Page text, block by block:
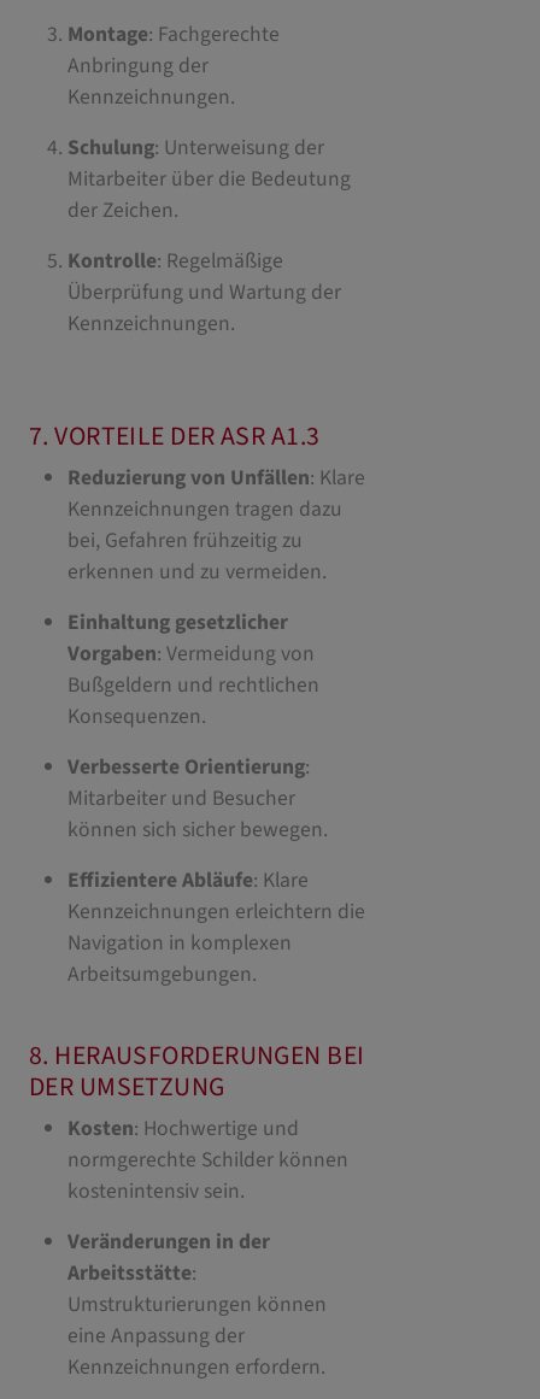
Montage: Fachgerechte
Anbringung der
Kennzeichnungen.
Schulung: Unterweisung der
Mitarbeiter über die Bedeutung
der Zeichen.
Kontrolle: Regelmäßige
Überprüfung und Wartung der
Kennzeichnungen.
7. VORTEILE DER ASR A1.3
Reduzierung von Unfällen: Klare
Kennzeichnungen tragen dazu
bei, Gefahren frühzeitig zu
erkennen und zu vermeiden.
Einhaltung gesetzlicher
Vorgaben: Vermeidung von
Bußgeldern und rechtlichen
Konsequenzen.
Verbesserte Orientierung:
Mitarbeiter und Besucher
können sich sicher bewegen.
Effizientere Abläufe: Klare
Kennzeichnungen erleichtern die
Navigation in komplexen
Arbeitsumgebungen.
8. HERAUSFORDERUNGEN BEI
DER UMSETZUNG
Kosten: Hochwertige und
normgerechte Schilder können
kostenintensiv sein.
Veränderungen in der
Arbeitsstätte:
Umstrukturierungen können
eine Anpassung der
Kennzeichnungen erfordern.